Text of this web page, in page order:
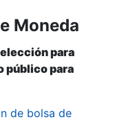
Moneda
para
público para
de bolsa de